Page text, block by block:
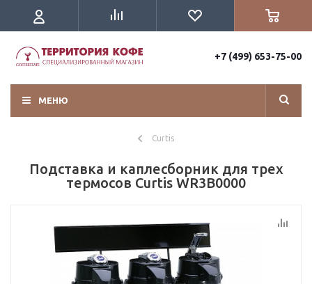
+7 (499) 653-75-00
МЕНЮ
Curtis
Подставка и каплесборник для трех
термосов Curtis WR3B0000